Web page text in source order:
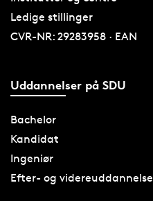
Ledige stillinger
CVR-NR: 29283958 · EAN
Uddannelser på SDU
Bachelor
Kandidat
Ingeniør
Efter- og videreuddannelse